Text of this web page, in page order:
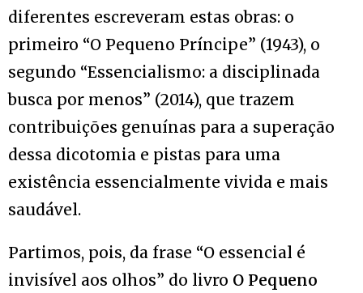
diferentes escreveram estas obras: o
primeiro “O Pequeno Príncipe” (1943), o
segundo “Essencialismo: a disciplinada
busca por menos” (2014), que trazem
contribuições genuínas para a superação
dessa dicotomia e pistas para uma
existência essencialmente vivida e mais
saudável.
Partimos, pois, da frase “O essencial é
invisível aos olhos” do livro O Pequeno